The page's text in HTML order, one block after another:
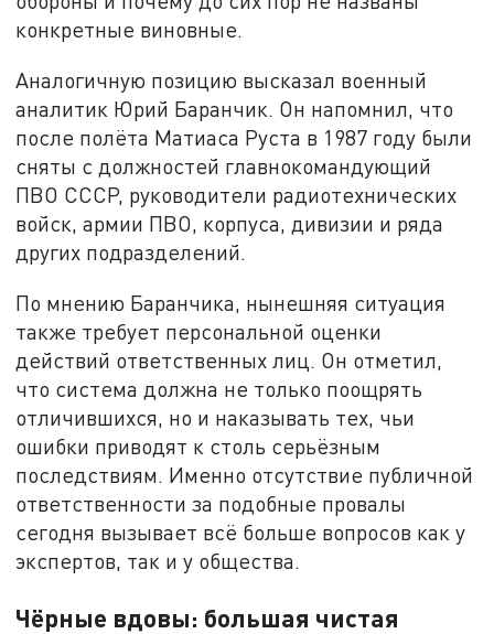
конкретные виновные.
Аналогичную позицию высказал военный
аналитик Юрий Баранчик. Он напомнил, что
после полёта Матиаса Руста в 1987 году были
сняты с должностей главнокомандующий
ПВО СССР, руководители радиотехнических
войск, армии ПВО, корпуса, дивизии и ряда
других подразделений.
По мнению Баранчика, нынешняя ситуация
также требует персональной оценки
действий ответственных лиц. Он отметил,
что система должна не только поощрять
отличившихся, но и наказывать тех, чьи
ошибки приводят к столь серьёзным
последствиям. Именно отсутствие публичной
ответственности за подобные провалы
сегодня вызывает всё больше вопросов как у
экспертов, так и у общества.
Чёрные вдовы: большая чистая